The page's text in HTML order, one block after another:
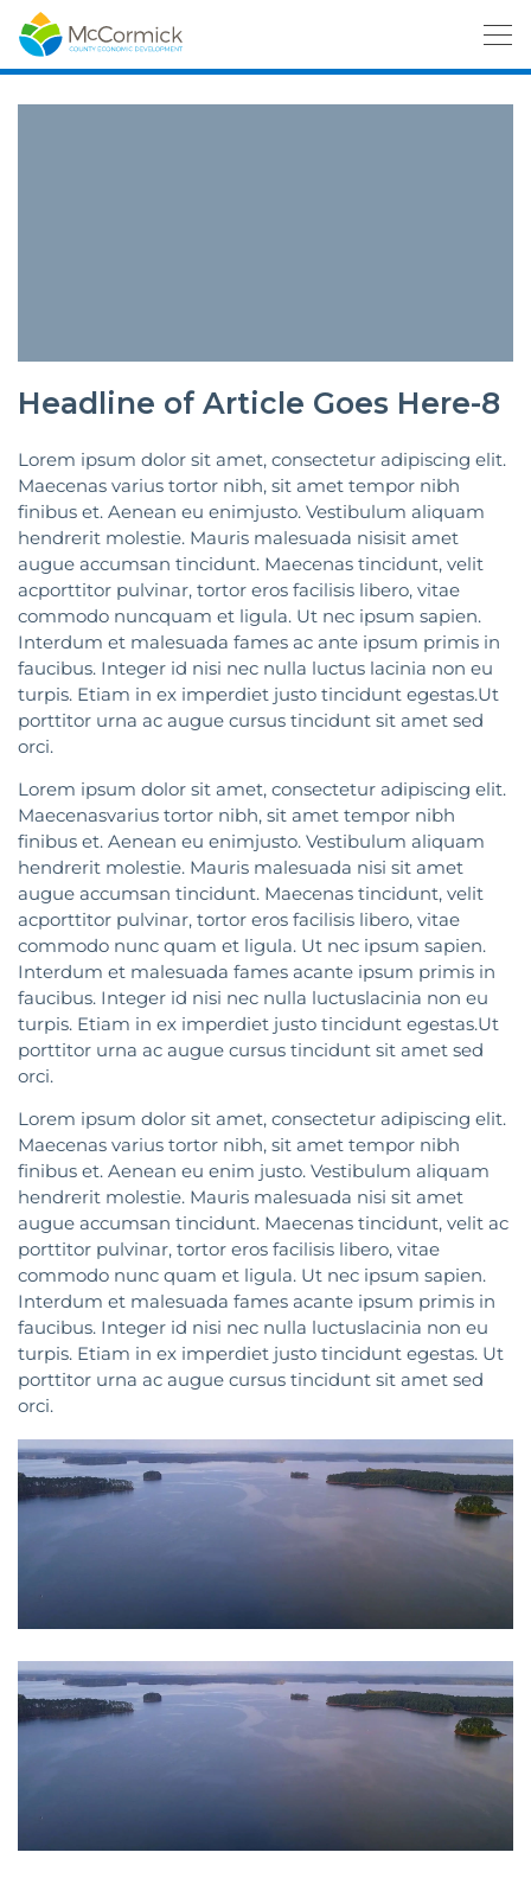
Headline of Article Goes Here-8
Lorem ipsum dolor sit amet, consectetur adipiscing elit.
Maecenas varius tortor nibh, sit amet tempor nibh
finibus et. Aenean eu enimjusto. Vestibulum aliquam
hendrerit molestie. Mauris malesuada nisisit amet
augue accumsan tincidunt. Maecenas tincidunt, velit
acporttitor pulvinar, tortor eros facilisis libero, vitae
commodo nuncquam et ligula. Ut nec ipsum sapien.
Interdum et malesuada fames ac ante ipsum primis in
faucibus. Integer id nisi nec nulla luctus lacinia non eu
turpis. Etiam in ex imperdiet justo tincidunt egestas.Ut
porttitor urna ac augue cursus tincidunt sit amet sed
orci.
Lorem ipsum dolor sit amet, consectetur adipiscing elit.
Maecenasvarius tortor nibh, sit amet tempor nibh
finibus et. Aenean eu enimjusto. Vestibulum aliquam
hendrerit molestie. Mauris malesuada nisi sit amet
augue accumsan tincidunt. Maecenas tincidunt, velit
acporttitor pulvinar, tortor eros facilisis libero, vitae
commodo nunc quam et ligula. Ut nec ipsum sapien.
Interdum et malesuada fames acante ipsum primis in
faucibus. Integer id nisi nec nulla luctuslacinia non eu
turpis. Etiam in ex imperdiet justo tincidunt egestas.Ut
porttitor urna ac augue cursus tincidunt sit amet sed
orci.
Lorem ipsum dolor sit amet, consectetur adipiscing elit.
Maecenas varius tortor nibh, sit amet tempor nibh
finibus et. Aenean eu enim justo. Vestibulum aliquam
hendrerit molestie. Mauris malesuada nisi sit amet
augue accumsan tincidunt. Maecenas tincidunt, velit ac
porttitor pulvinar, tortor eros facilisis libero, vitae
commodo nunc quam et ligula. Ut nec ipsum sapien.
Interdum et malesuada fames acante ipsum primis in
faucibus. Integer id nisi nec nulla luctuslacinia non eu
turpis. Etiam in ex imperdiet justo tincidunt egestas. Ut
porttitor urna ac augue cursus tincidunt sit amet sed
orci.